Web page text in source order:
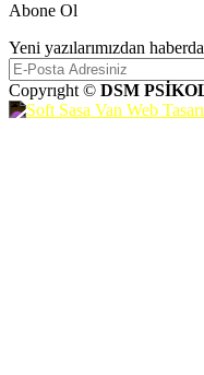
Abone Ol
Yeni yazılarımızdan
Copyrıght © DSM